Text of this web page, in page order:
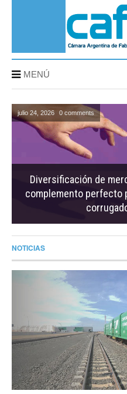
MENÚ
El nuevo desafío
competitividad del
julio 24, 2026 0 comments
Diversificación de
complemento perfecto
julio 24, 2026 0 comments
Smurfit Westrock
en
julio 17, 2026 0 comments
NOTICIAS